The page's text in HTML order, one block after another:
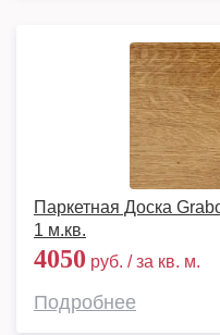
Паркетная Доска
1 м.кв.
4050 руб. / за кв. м.
Подробнее